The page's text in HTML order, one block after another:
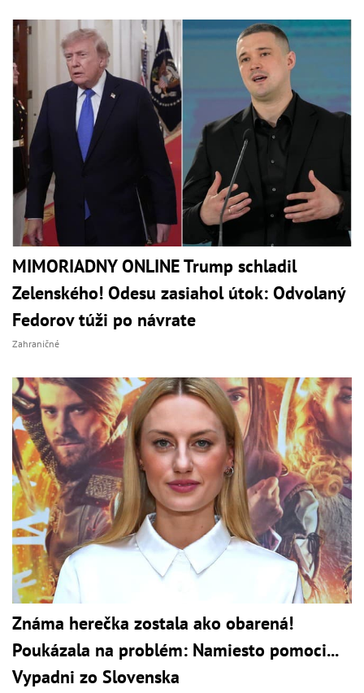
MIMORIADNY ONLINE Trump schladil
Zelenského! Odesu zasiahol útok: Odvolaný
Fedorov túži po návrate
Zahraničné
Známa herečka zostala ako obarená!
Poukázala na problém: Namiesto pomoci...
Vypadni zo Slovenska